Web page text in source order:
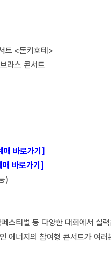
트 <돈키호테>
라스 콘서트
매 바로가기]
매 바로가기]
)
스티벌 등 다양한 대회에서 실
에너지의 참여형 콘서트가 여러